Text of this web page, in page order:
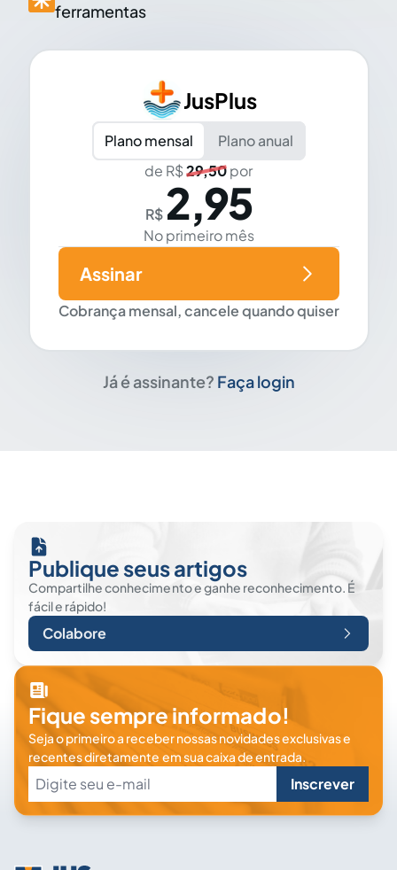
ferramentas
JusPlus
Plano mensal
Plano anual
de R$29,50por
R$ 2,95
No primeiro mês
Cobrança mensal, cancele quando quiser
Assinar
Já é assinante? Faça login
Publique seus artigos
Compartilhe conhecimento e ganhe reconhecimento. É
fácil e rápido!
Colabore
Fique sempre informado!
Seja o primeiro a receber nossas novidades exclusivas e
recentes diretamente em sua caixa de entrada.
Inscrever